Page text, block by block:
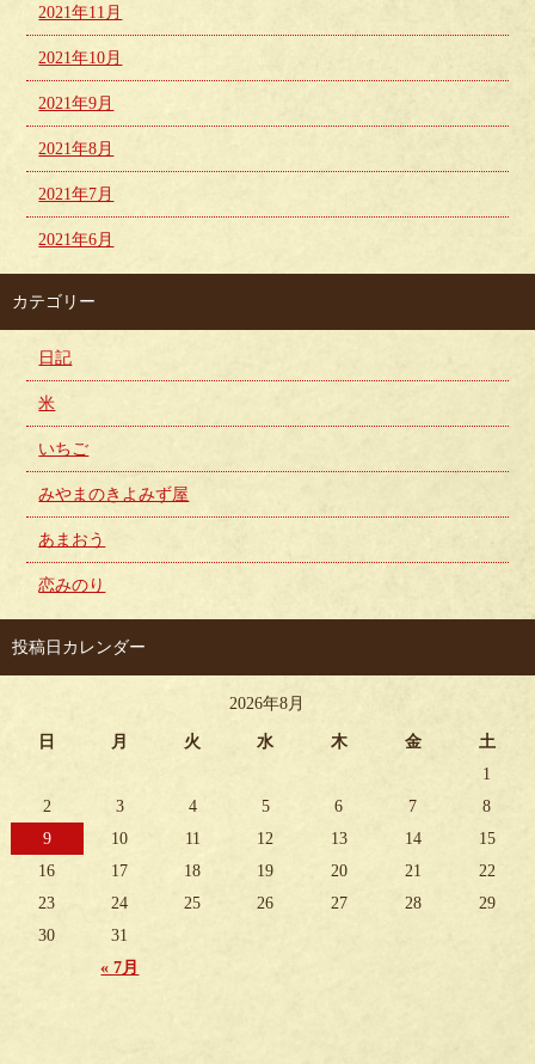
2021年11月
2021年10月
2021年9月
2021年8月
2021年7月
2021年6月
カテゴリー
日記
米
いちご
みやまのきよみず屋
あまおう
恋みのり
投稿日カレンダー
2026年8月
日 月 火 水 木 金 土
« 7月
1
2
3 4 5 6 7
8
9
10 11 12 13 14
15
16
17 18 19 20 21
22
23
24 25 26 27 28
29
30
31